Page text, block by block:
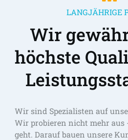
LANGJÄHRIGE
Wir
höchste
Wir sind Spezialisten auf
Wir probieren nicht mehr aus
geht. Darauf bauen unsere